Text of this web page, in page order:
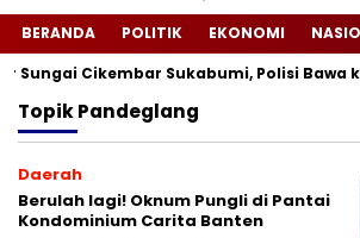
BERANDA POLITIK EKONOMI
Cikembar Sukabumi, Polisi Bawa ke
TopikPandeglang
Daerah
Berulah lagi! Oknum Pungli di Pantai
Kondominium Carita Banten